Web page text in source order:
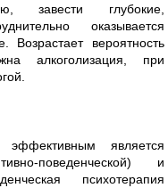
завести глубокие,
оказывается
Возрастает вероятность
алкоголизация, при
является
поведенческой) и
психотерапия